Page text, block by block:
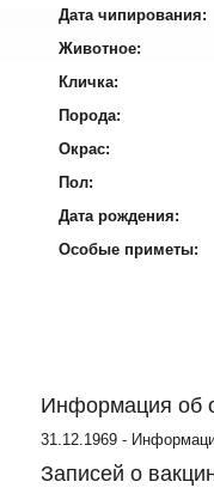
Дата чипирования:
Животное:
Кличка:
Порода:
Окрас:
Пол:
Дата рождения:
Особые приметы:
Информация об
31.12.1969 -
Записей о